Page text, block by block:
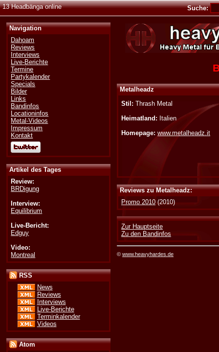
13 Headbänga online Suche:
Navigation
Dahoam
Reviews
Interviews
Live-Berichte
Termine
Partykalender
Specials
Bilder
Links
Bandinfos
Locationinfos
Metal-Videos
Impressum
Kontakt
Artikel des Tages
Review:
BRDigung
Interview:
Equilibrium
Live-Bericht:
Edguy
Video:
Montreal
RSS
News
Reviews
Interviews
Live-Berichte
Terminkalender
Videos
Atom
Metalheadz
Stil: Thrash Metal
Heimatland: Italien
Homepage: www.metalheadz.it
Reviews zu Metalheadz:
Promo 2010 (2010)
Zur Hauptseite
Zu den Bandinfos
©www.heavyhardes.de